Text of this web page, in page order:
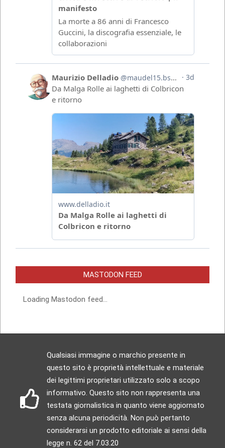
MASTODON FEED
Loading Mastodon feed...
Qualsiasi immagine o marchio presente in
questo sito è proprietà intellettuale e materiale
dei legittimi proprietari utilizzato solo a scopo
informativo. Questo sito non rappresenta una
testata giornalistica in quanto viene aggiornato
senza alcuna periodicità. Non può pertanto
considerarsi un prodotto editoriale ai sensi della
legge n. 62 del 7.03.20